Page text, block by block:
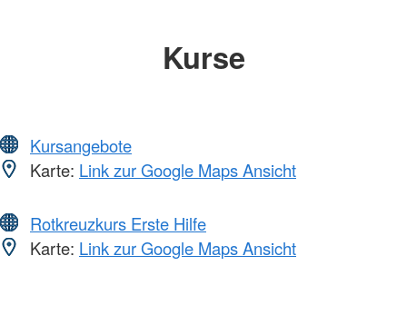
Kurse
Kursangebote
Karte: Link zur Google Maps Ansicht
Rotkreuzkurs Erste Hilfe
Karte: Link zur Google Maps Ansicht